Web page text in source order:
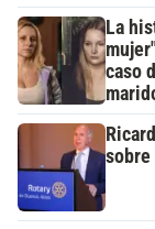
La
caso